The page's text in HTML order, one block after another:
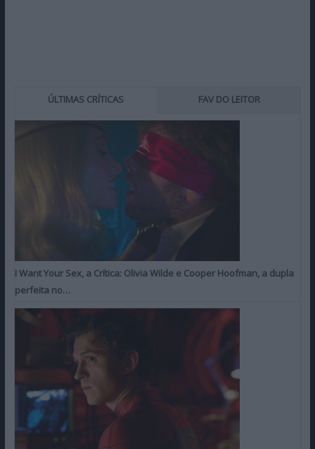
ÚLTIMAS CRÍTICAS FAV DO LEITOR
I Want Your Sex, a Crítica: Olivia Wilde e Cooper Hoofman, a dupla
perfeita no…